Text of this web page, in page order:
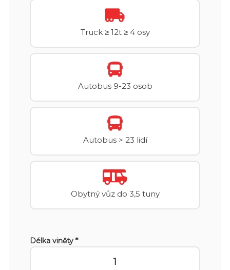
Truck ≥ 12t ≥ 4 osy
Autobus 9-23 osob
Autobus > 23 lidí
Obytný vůz do 3,5 tuny
Délka viněty *
1